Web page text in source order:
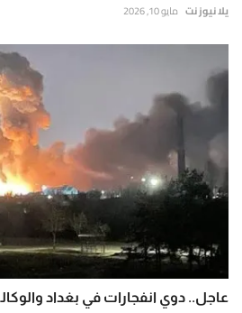
يلا نيوز نت مايو 10, 2026
عاجل.. دوي انفجارات في بغداد